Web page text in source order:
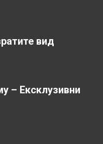
вид
– Ексклузивни